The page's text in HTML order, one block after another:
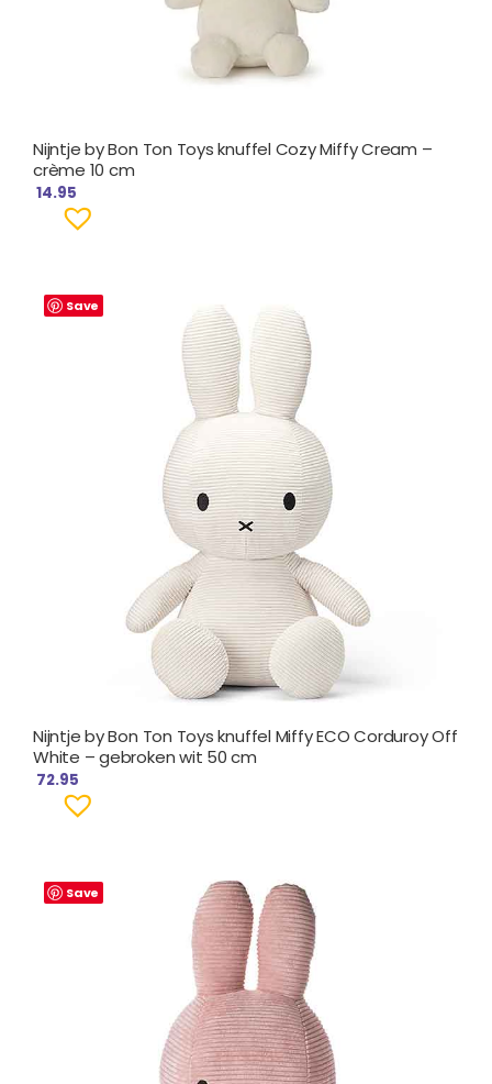
Nijntje by Bon Ton Toys knuffel Cozy Miffy Cream –
crème 10 cm
14.95
Save
Nijntje by Bon Ton Toys knuffel Miffy ECO Corduroy Off
White – gebroken wit 50 cm
72.95
Save